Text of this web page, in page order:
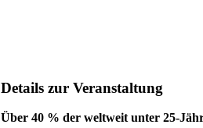
Details zur Veranstaltung
Über 40 % der weltweit unter 25-